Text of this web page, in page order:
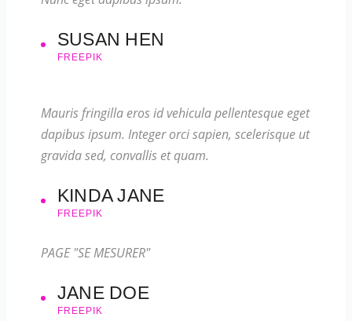
SUSAN HEN
FREEPIK
Mauris fringilla eros id vehicula pellentesque eget
dapibus ipsum. Integer orci sapien, scelerisque ut
gravida sed, convallis et quam.
KINDA JANE
FREEPIK
PAGE "SE MESURER"
JANE DOE
FREEPIK